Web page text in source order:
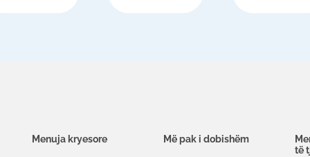
Menuja kryesore Më pak i dobishëm
të